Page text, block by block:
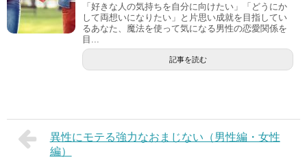
「好きな人の気持ちを自分に向けたい」「どうにか
して両想いになりたい」と片思い成就を目指してい
るあなた、魔法を使って気になる男性の恋愛関係を
目...
記事を読む
異性にモテる強力なおまじない（男性編・女性
編）